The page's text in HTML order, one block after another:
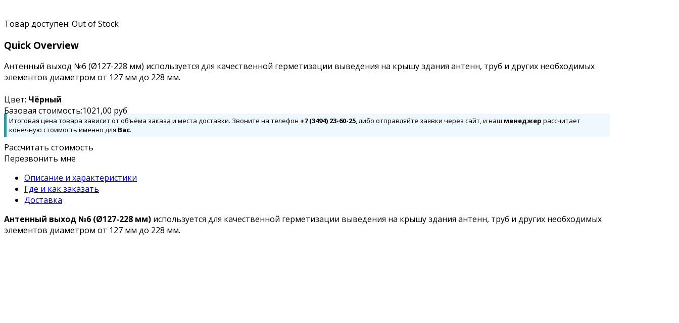
Товар доступен: Out of Stock
Quick Overview
Антенный выход №6 (Ø127-228 мм) используется для качественной герметизации выведения на крышу здания антенн, труб и других необходимых
элементов диаметром от 127 мм до 228 мм.
Цвет: Чёрный
Базовая стоимость:1021,00 руб
Итоговая цена товара зависит от объёма заказа и места доставки. Звоните на телефон +7 (3494) 23-60-25, либо отправляйте заявки через сайт, и наш менеджер рассчитает
конечную стоимость именно для Вас.
Рассчитать стоимость
Перезвонить мне
Описание и характеристики
Где и как заказать
Доставка
Антенный выход №6 (Ø127-228 мм) используется для качественной герметизации выведения на крышу здания антенн, труб и других необходимых
элементов диаметром от 127 мм до 228 мм.